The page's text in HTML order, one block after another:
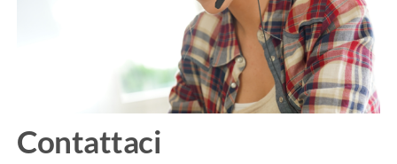
Contattaci